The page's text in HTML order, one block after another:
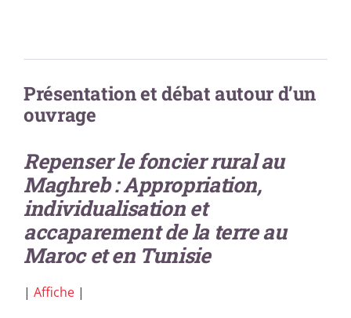
Présentation et débat autour d’un
ouvrage
Repenser le foncier rural au
Maghreb : Appropriation,
individualisation et
accaparement de la terre au
Maroc et en Tunisie
| Affiche|